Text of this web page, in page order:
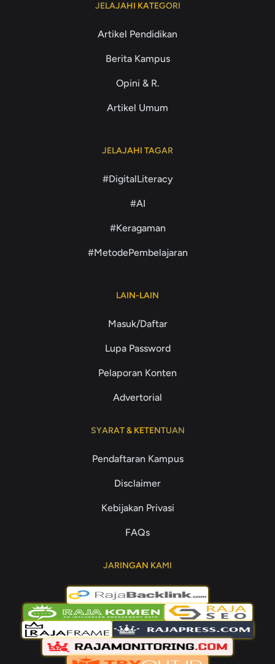
JELAJAHI KATEGORI
Artikel Pendidikan
Berita Kampus
Opini & R.
Artikel Umum
JELAJAHI TAGAR
#DigitalLiteracy
#AI
#Keragaman
#MetodePembelajaran
LAIN-LAIN
Masuk/Daftar
Lupa Password
Pelaporan Konten
Advertorial
SYARAT & KETENTUAN
Pendaftaran Kampus
Disclaimer
Kebijakan Privasi
FAQs
JARINGAN KAMI